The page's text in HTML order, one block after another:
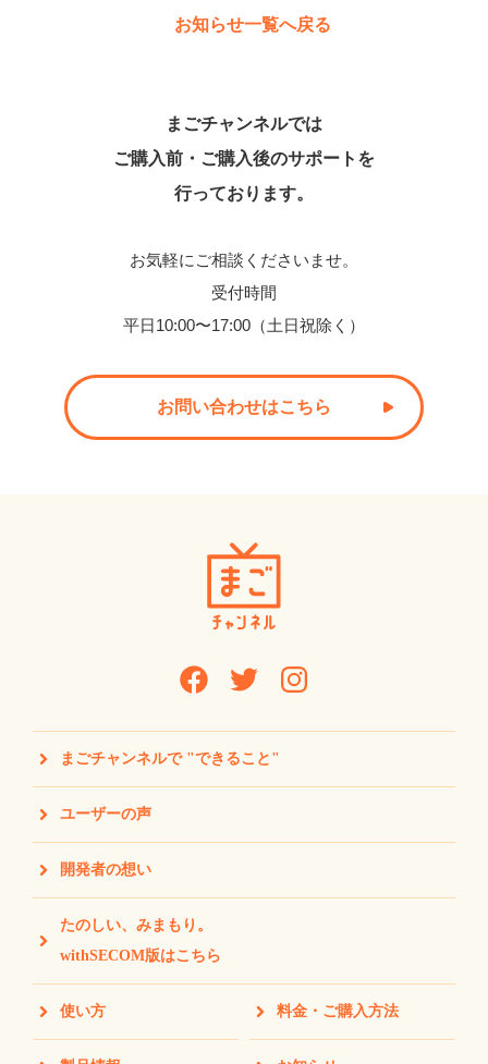
お知らせ一覧へ戻る
まごチャンネルでは
ご購入前・ご購入後のサポートを
行っております。
お気軽にご相談くださいませ。
受付時間
平日10:00〜17:00（土日祝除く）
お問い合わせはこちら
まごチャンネルで "できること"
ユーザーの声
開発者の想い
たのしい、みまもり。
withSECOM版はこちら
使い方 料金・ご購入方法